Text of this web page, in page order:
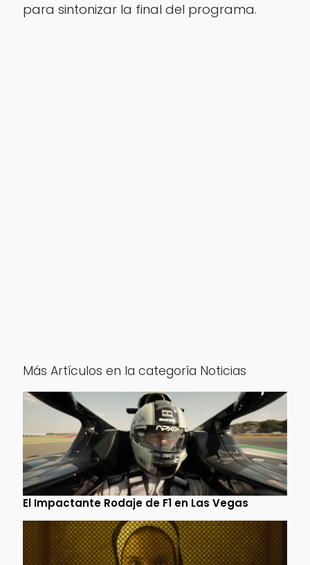
para sintonizar la final del programa.
Más Artículos en la categoría Noticias
El Impactante Rodaje de F1 en Las Vegas